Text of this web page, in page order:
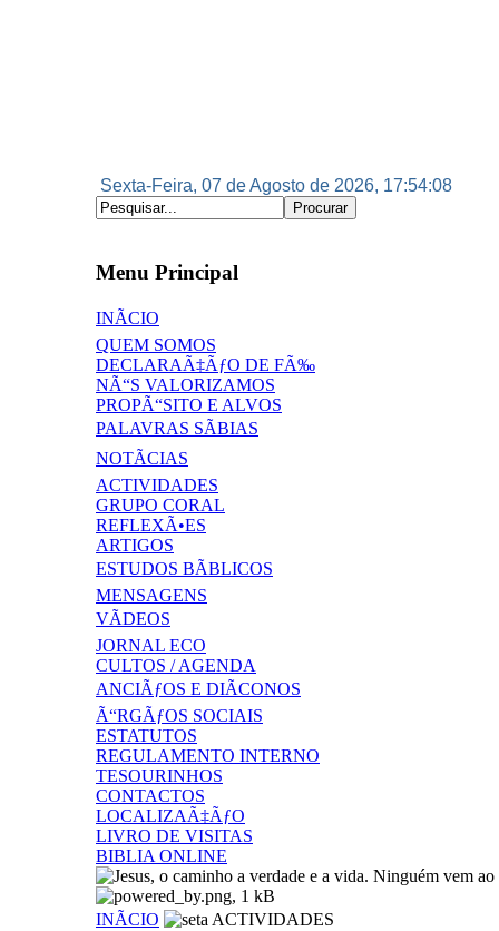
Sexta-Feira, 07 de Agosto de 2026, 17:54:08
Menu Principal
INÃCIO
QUEM SOMOS
DECLARAÃ‡ÃƒO DE FÃ‰
NÃ“S VALORIZAMOS
PROPÃ“SITO E ALVOS
PALAVRAS SÃBIAS
NOTÃCIAS
ACTIVIDADES
GRUPO CORAL
REFLEXÃ•ES
ARTIGOS
ESTUDOS BÃBLICOS
MENSAGENS
VÃDEOS
JORNAL ECO
CULTOS / AGENDA
ANCIÃƒOS E DIÃCONOS
Ã“RGÃƒOS SOCIAIS
ESTATUTOS
REGULAMENTO INTERNO
TESOURINHOS
CONTACTOS
LOCALIZAÃ‡ÃƒO
LIVRO DE VISITAS
BIBLIA ONLINE
INÃCIO
ACTIVIDADES